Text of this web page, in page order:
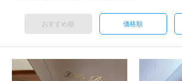
おすすめ順 価格順